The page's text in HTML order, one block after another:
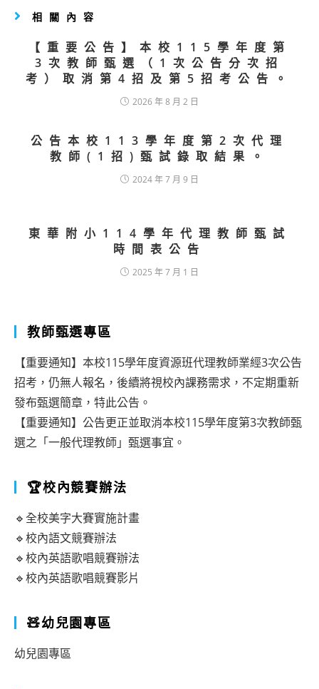
相關內容
【重要公告】本校115學年度第
3次教師甄選（1次公告分次招
考）取消第4招及第5招考公告。
2026 年 8 月 2 日
公告本校113學年度第2次代理
教師(1招)甄試錄取結果。
2024 年 7 月 9 日
東華附小114學年代理教師甄試
時間表公告
2025 年 7 月 1 日
教師甄選專區
【重要通知】本校115學年度資源班代理教師業經3次公告
招考，仍無人報名，後續將視校內課務需求，不定期重新
發布甄選簡章，特此公告。
【重要通知】公告更正並取消本校115學年度第3次教師甄
選之「一般代理教師」甄選事宜。
🏆校內競賽辦法
🔹全校美字大賽實施計畫
🔹校內語文競賽辦法
🔹校內英語歌唱競賽辦法
🔹校內英語歌唱競賽影片
🧸幼兒園專區
幼兒園專區